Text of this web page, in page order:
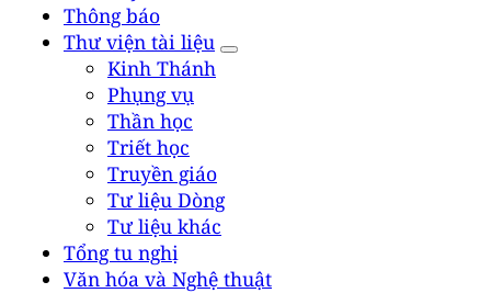
Thông báo
Thư viện tài liệu
Kinh Thánh
Phụng vụ
Thần học
Triết học
Truyền giáo
Tư liệu Dòng
Tư liệu khác
Tổng tu nghị
Văn hóa và Nghệ thuật